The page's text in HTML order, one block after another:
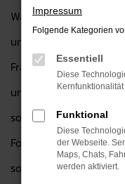
Wahl für alle, die auf
und hochwertigen
Frankfurt am Main
und bieten Ihnen eine
sowohl in puncto
Ford Puma bietet
sondern auch
Impressum
Folgende Kategorien
Essentiell
Diese
Funktional
Diese
der Webseite.
Maps, Chats,
werden aktiviert.